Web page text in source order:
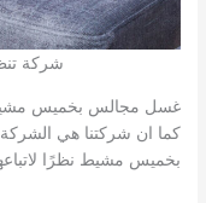
شركة
غسل مجالس بخميس
كما ان شركتنا هي
بخميس مشيط نظرًا